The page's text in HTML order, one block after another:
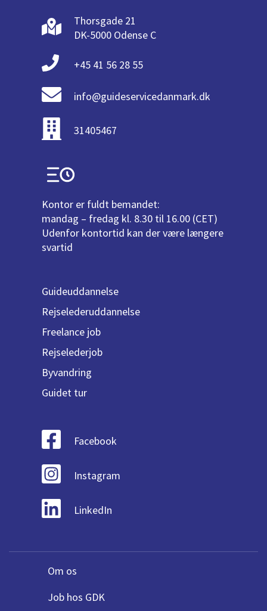
Thorsgade 21
DK-5000 Odense C
+45 41 56 28 55
info@guideservicedanmark.dk
31405467
Kontor er fuldt bemandet:
mandag – fredag kl. 8.30 til 16.00 (CET)
Udenfor kontortid kan der være længere
svartid
Guideuddannelse
Rejselederuddannelse
Freelance job
Rejselederjob
Byvandring
Guidet tur
Facebook
Instagram
LinkedIn
Om os
Job hos GDK